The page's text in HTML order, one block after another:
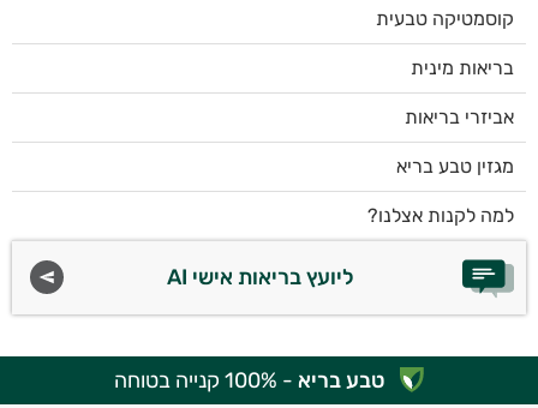
קוסמטיקה טבעית
בריאות מינית
אביזרי בריאות
מגזין טבע בריא
למה לקנות אצלנו?
ליועץ בריאות אישי AI
טבע בריא - 100% קנייה בטוחה